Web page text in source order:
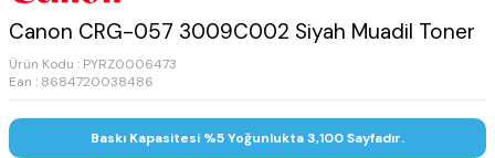
Canon CRG-057 3009C002 Siyah Muadil Toner
Ürün Kodu : PYRZ0006473
Ean : 8684720038486
Baskı Kapasitesi %5 Yoğunlukta 3,100 Sayfadır.